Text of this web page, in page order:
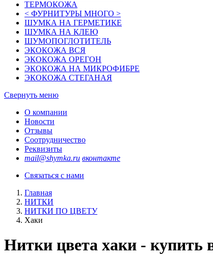
ТЕРМОКОЖА
< ФУРНИТУРЫ МНОГО >
ШУМКА НА ГЕРМЕТИКЕ
ШУМКА НА КЛЕЮ
ШУМОПОГЛОТИТЕЛЬ
ЭКОКОЖА ВСЯ
ЭКОКОЖА ОРЕГОН
ЭКОКОЖА НА МИКРОФИБРЕ
ЭКОКОЖА СТЕГАНАЯ
Свернуть меню
О компании
Новости
Отзывы
Соотрудничество
Реквизиты
mail@shymka.ru вконтакте
Связаться с нами
Главная
НИТКИ
НИТКИ ПО ЦВЕТУ
Хаки
Нитки цвета хаки - купить